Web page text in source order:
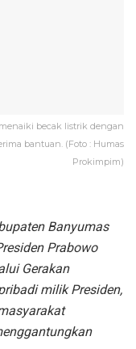
becak listrik dengan
bantuan. (Foto : Humas
Prokimpim)
Banyumas
Prabowo
Gerakan
milik Presiden,